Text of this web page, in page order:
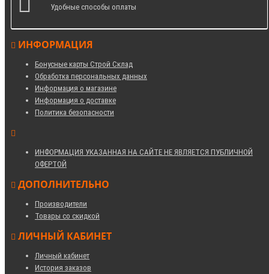
Удобные способы оплаты
ИНФОРМАЦИЯ
Бонусные карты Строй Склад
Обработка персональных данных
Информация о магазине
Информация о доставке
Политика безопасности
ИНФОРМАЦИЯ УКАЗАННАЯ НА САЙТЕ НЕ ЯВЛЯЕТСЯ ПУБЛИЧНОЙ
ОФЕРТОЙ
ДОПОЛНИТЕЛЬНО
Производители
Товары со скидкой
ЛИЧНЫЙ КАБИНЕТ
Личный кабинет
История заказов